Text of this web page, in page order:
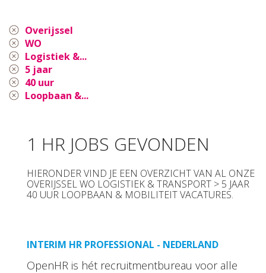
Overijssel
WO
Logistiek &...
5 jaar
40 uur
Loopbaan &...
1 HR JOBS GEVONDEN
HIERONDER VIND JE EEN OVERZICHT VAN AL ONZE
OVERIJSSEL WO LOGISTIEK & TRANSPORT > 5 JAAR
40 UUR LOOPBAAN & MOBILITEIT VACATURES.
INTERIM HR PROFESSIONAL - NEDERLAND
OpenHR is hét recruitmentbureau voor alle